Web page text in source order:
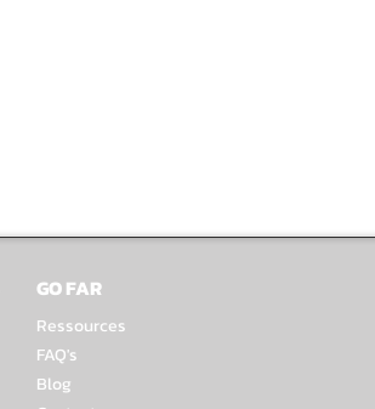
GO FAR
Ressources
FAQ's
Blog